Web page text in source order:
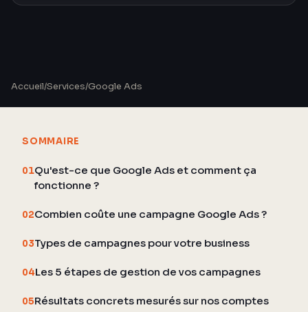
Accueil/Services/Google Ads
SOMMAIRE
01Qu'est-ce que Google Ads et comment ça
fonctionne ?
02Combien coûte une campagne Google Ads ?
03Types de campagnes pour votre business
04Les 5 étapes de gestion de vos campagnes
05Résultats concrets mesurés sur nos comptes